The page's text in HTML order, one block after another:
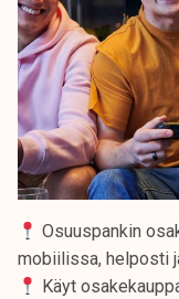
Osuuspankin
mobiilissa, helposti
Käyt